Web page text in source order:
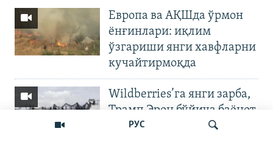
РУС
Европа ва АҚШда ўрмон
ёнғинлари: иқлим
ўзгариши янги хавфларни
кучайтирмоқда
Wildberries’га янги зарба,
Трамп Эрон бўйича баёнот
қилди